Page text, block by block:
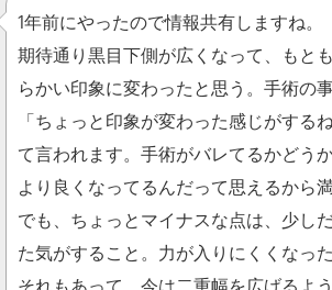
1年前にやったので情報共有しますね。
期待通り黒目下側が広くなって、もと
らかい印象に変わったと思う。手術の
「ちょっと印象が変わった感じがする
て言われます。手術がバレてるかどう
より良くなってるんだって思えるから満
でも、ちょっとマイナスな点は、少し
た気がすること。力が入りにくくなっ